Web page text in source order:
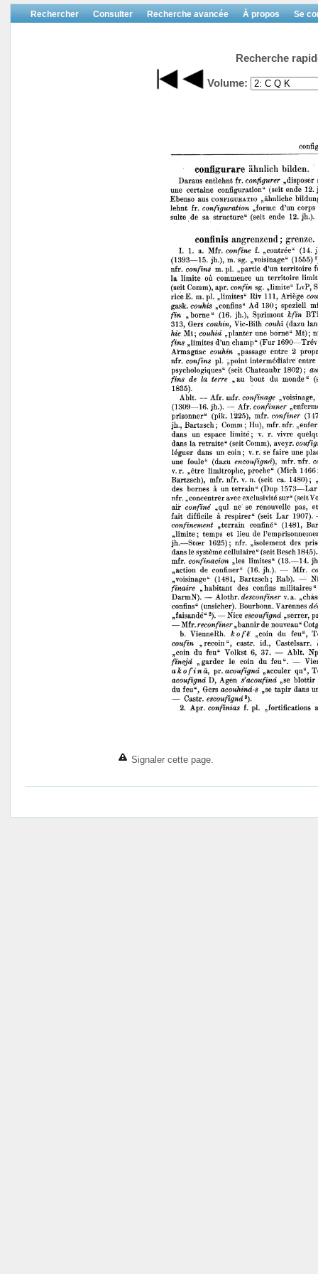
Rechercher Consulter Recherche avancée À propos Se
Recherche
Volume:
Signaler cette page.